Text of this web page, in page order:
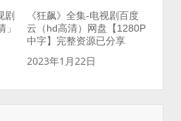
剧
《狂飙》全集-电视剧百度
云（hd高清）网盘【1280P
中字】完整资源已分享
2023年1月22日